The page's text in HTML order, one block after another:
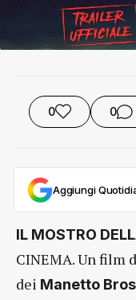
0 0
Aggiungi
IL MOSTRO
CINEMA. Un film
dei Manetto Bros